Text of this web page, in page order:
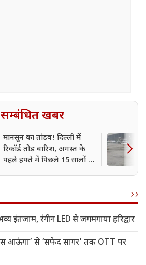
सम्बंधित खबर
मानसून का तांडव! दिल्ली में
रिकॉर्ड तोड़ बारिश, अगस्त के
पहले हफ्ते में पिछले 15 सालों में
इंतजाम, रंगीन LED से जगमगाया हरिद्वार
आऊंगा’ से ‘सफेद सागर’ तक OTT पर